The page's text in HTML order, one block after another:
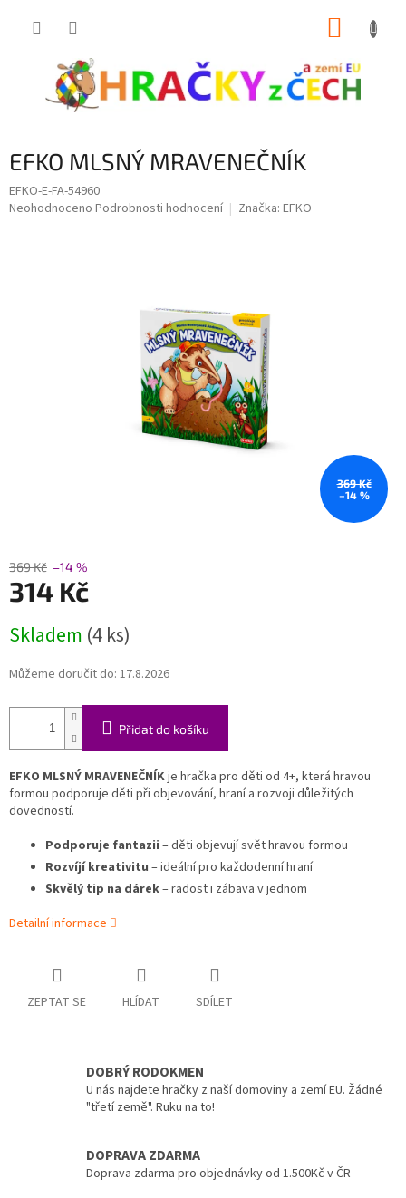
EFKO MLSNÝ MRAVENEČNÍK
EFKO-E-FA-54960
Průměrné
Neohodnoceno Podrobnosti hodnocení Značka: EFKO
369 Kč
–14 %
369 Kč –14 %
314 Kč
cena:
Skladem (4 ks)
Můžeme doručit do: 17.8.2026
Přidat do košíku
EFKO MLSNÝ MRAVENEČNÍKje hračka pro děti od 4+, která hravou
formou podporuje děti při objevování, hraní a rozvoji důležitých
dovedností.
Podporuje fantazii – děti objevují svět hravou formou
Rozvíjí kreativitu – ideální pro každodenní hraní
Skvělý tip na dárek– radost i zábava v jednom
Detailní informace
ZEPTAT SE HLÍDAT SDÍLET
DOBRÝ RODOKMEN
U nás najdete hračky z naší domoviny a zemí EU. Žádné
"třetí země". Ruku na to!
DOPRAVA ZDARMA
Doprava zdarma pro objednávky od 1.500Kč v ČR